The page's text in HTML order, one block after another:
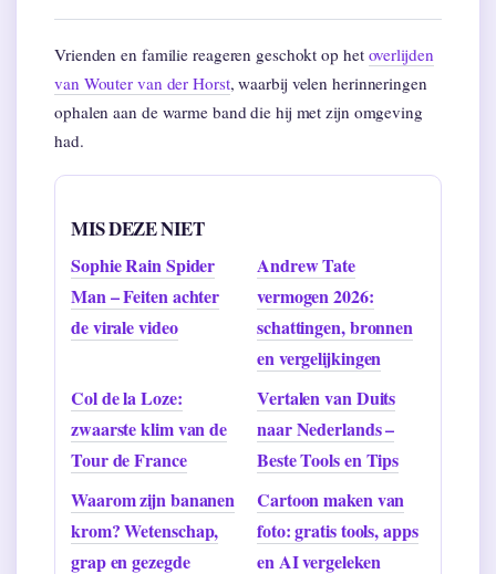
Vrienden en familie reageren geschokt op het overlijden
van Wouter van der Horst, waarbij velen herinneringen
ophalen aan de warme band die hij met zijn omgeving
had.
MIS DEZE NIET
Sophie Rain Spider
Man – Feiten achter
de virale video
Andrew Tate
vermogen 2026:
schattingen, bronnen
en vergelijkingen
Col de la Loze:
zwaarste klim van de
Tour de France
Vertalen van Duits
naar Nederlands –
Beste Tools en Tips
Waarom zijn bananen
krom? Wetenschap,
grap en gezegde
Cartoon maken van
foto: gratis tools, apps
en AI vergeleken